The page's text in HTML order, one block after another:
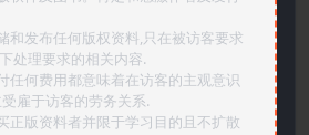
和发布任何版权资料,只在被访客要求
处理要求的相关内容.
任何费用都意味着在访客的主观意识
雇于访客的劳务关系.
正版资料者并限于学习目的且不扩散